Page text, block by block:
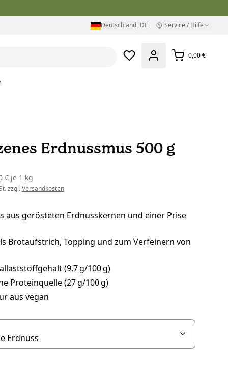
Deutschland| DE Service / Hilfe
0,00 €
Erdnussmus 500 g
€ je1 kg
zzgl.Versandkosten
aus gerösteten Erdnusskernen und einer Prise
Brotaufstrich, Topping und zum Verfeinern von
(9,7 g/100 g)
Proteinquelle (27 g/100 g)
aus vegan